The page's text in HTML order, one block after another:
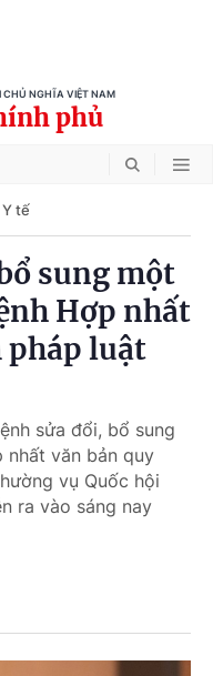
CHỦ NGHĨA VIỆT NAM
phủ
Y tế
sung một
Hợp nhất
pháp luật
sửa đổi, bổ sung
nhất văn bản quy
vụ Quốc hội
ra vào sáng nay